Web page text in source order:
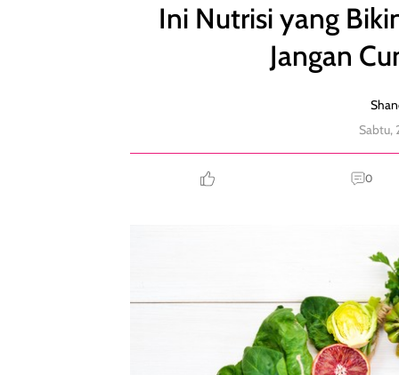
Ini Nutrisi yang
Jangan
Sabtu,
0